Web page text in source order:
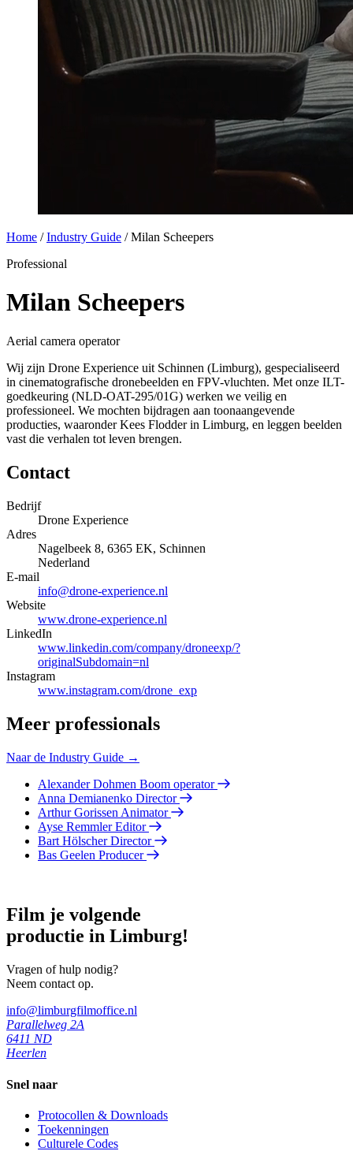
Home / Industry Guide / Milan Scheepers
Professional
Milan Scheepers
Aerial camera operator
Wij zijn Drone Experience uit Schinnen (Limburg), gespecialiseerd
in cinematografische dronebeelden en FPV-vluchten. Met onze ILT-
goedkeuring (NLD-OAT-295/01G) werken we veilig en
professioneel. We mochten bijdragen aan toonaangevende
producties, waaronder Kees Flodder in Limburg, en leggen beelden
vast die verhalen tot leven brengen.
Contact
Bedrijf
Drone Experience
Adres
Nagelbeek 8, 6365 EK, Schinnen
Nederland
E-mail
info@drone-experience.nl
Website
www.drone-experience.nl
LinkedIn
www.linkedin.com/company/droneexp/?
originalSubdomain=nl
Instagram
www.instagram.com/drone_exp
Meer professionals
Naar de Industry Guide →
Alexander Dohmen Boom operator
Anna Demianenko Director
Arthur Gorissen Animator
Ayse Remmler Editor
Bart Hölscher Director
Bas Geelen Producer
Film je volgende
productie in Limburg!
Vragen of hulp nodig?
Neem contact op.
info@limburgfilmoffice.nl
Parallelweg 2A
6411 ND
Heerlen
Snel naar
Protocollen & Downloads
Toekenningen
Culturele Codes